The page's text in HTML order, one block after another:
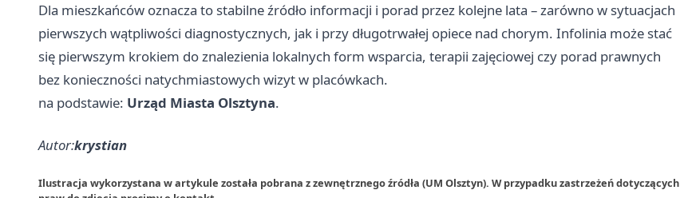
Dla mieszkańców oznacza to stabilne źródło informacji i porad przez kolejne lata – zarówno w sytuacjach
pierwszych wątpliwości diagnostycznych, jak i przy długotrwałej opiece nad chorym. Infolinia może stać
się pierwszym krokiem do znalezienia lokalnych form wsparcia, terapii zajęciowej czy porad prawnych
bez konieczności natychmiastowych wizyt w placówkach.
na podstawie: Urząd Miasta Olsztyna.
Autor:krystian
Ilustracja wykorzystana w artykule została pobrana z zewnętrznego źródła (UM Olsztyn). W przypadku zastrzeżeń dotyczących